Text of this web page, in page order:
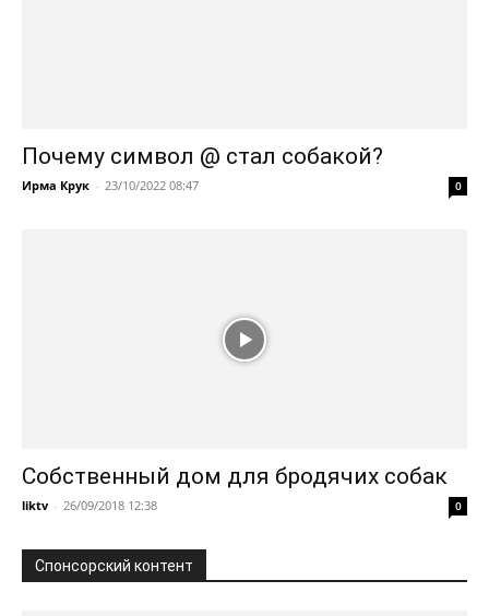
Почему символ @ стал собакой?
Ирма Крук - 23/10/2022 08:47 0
Собственный дом для бродячих собак
liktv - 26/09/2018 12:38 0
Спонсорский контент